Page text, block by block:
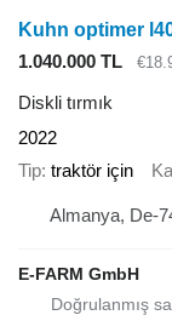
Kuhn optimer
1.040.000 TL
Diskli tırmık
2022
Tip traktör için
Almanya, De-
E-FARM GmbH